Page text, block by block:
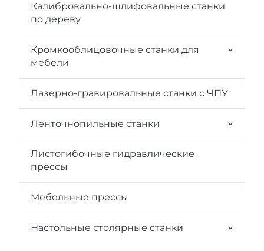
Калибровально-шлифовальные станки
по дереву
Кромкооблицовочные cтанки для
мебели
Лазерно-гравировальные станки с ЧПУ
Ленточнопильные станки
Листогибочные гидравлические
прессы
Мебельные прессы
Настольные столярные станки